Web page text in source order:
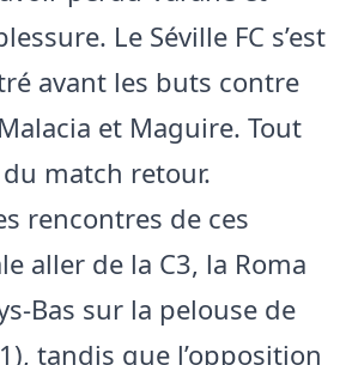
Le Séville FC s’est
avant les buts contre
et Maguire. Tout
match retour.
rencontres de ces
aller de la C3, la Roma
Bas sur la pelouse de
tandis que l’opposition